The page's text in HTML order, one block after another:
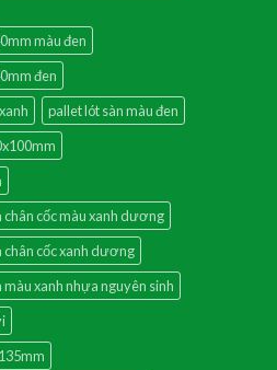
màu đen
đen
pallet lót sàn màu đen
cốc màu xanh dương
cốc xanh dương
xanh nhựa nguyên sinh